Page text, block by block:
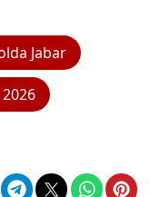
Jabar